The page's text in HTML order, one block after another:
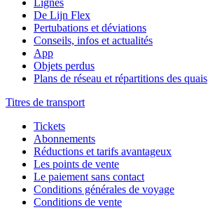
Lignes
De Lijn Flex
Pertubations et déviations
Conseils, infos et actualités
App
Objets perdus
Plans de réseau et répartitions des quais
Titres de transport
Tickets
Abonnements
Réductions et tarifs avantageux
Les points de vente
Le paiement sans contact
Conditions générales de voyage
Conditions de vente